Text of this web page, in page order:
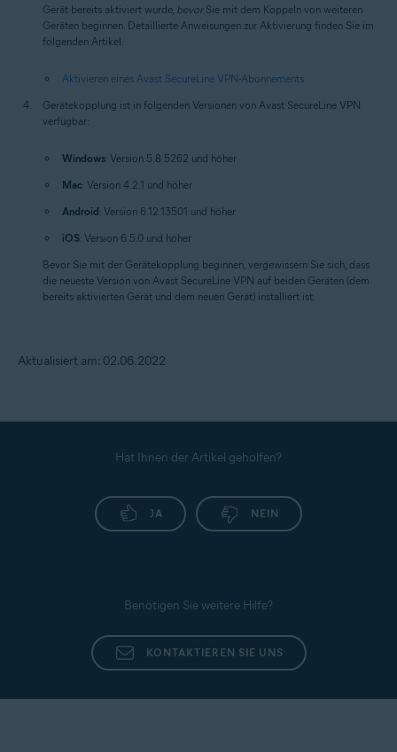
Gerät bereits aktiviert wurde, bevorSie mit dem Koppeln von weiteren
Geräten beginnen. Detaillierte Anweisungen zur Aktivierung finden Sie im
folgenden Artikel:
Aktivieren eines Avast SecureLine VPN-Abonnements
Gerätekopplung ist in folgenden Versionen von Avast SecureLine VPN
verfügbar:
Windows: Version 5.8.5262 und höher
Mac: Version 4.2.1 und höher
Android: Version 6.12.13501 und höher
iOS: Version 6.5.0 und höher
Bevor Sie mit der Gerätekopplung beginnen, vergewissern Sie sich, dass
die neueste Version von Avast SecureLine VPN auf beiden Geräten (dem
bereits aktivierten Gerät und dem neuen Gerät) installiert ist.
Aktualisiert am: 02.06.2022
Hat Ihnen der Artikel geholfen?
JA NEIN
Benötigen Sie weitere Hilfe?
KONTAKTIEREN SIE UNS